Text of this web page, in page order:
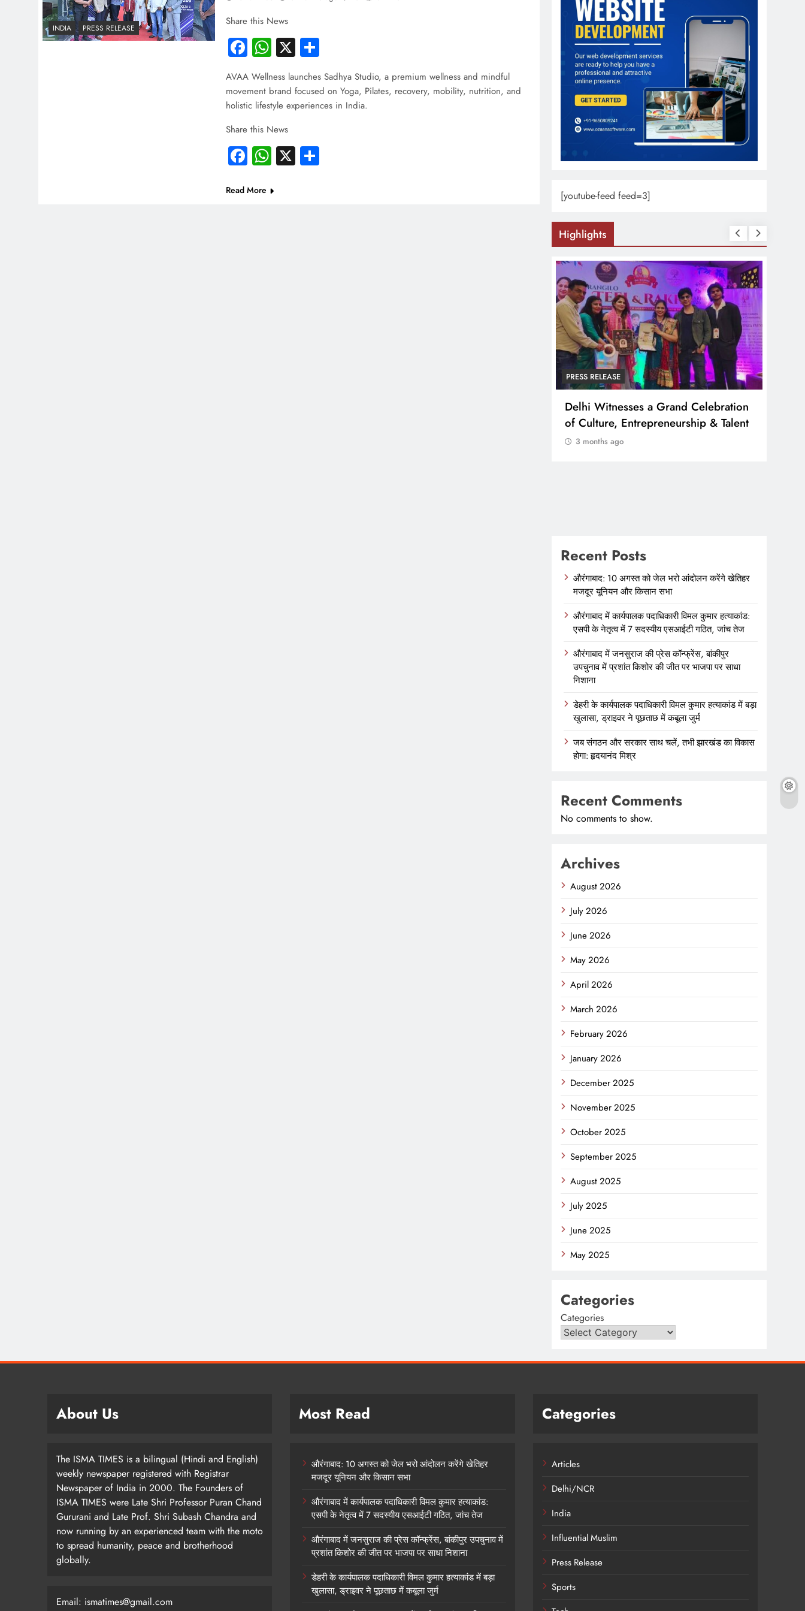
INDIA PRESS RELEASE
Share this News
Facebook
WhatsApp
X
AVAA Wellness launches Sadhya Studio, a premium wellness and mindful
movement brand focused on Yoga, Pilates, recovery, mobility, nutrition, and
holistic lifestyle experiences in India.
Share this News
Facebook
WhatsApp
X
Read More [youtube-feed feed=3]
Highlights
PRESS RELEASE
Delhi Witnesses a Grand Celebration
of Culture, Entrepreneurship & Talent
3 months ago
Recent Posts
औरंगाबाद: 10 अगस्त को जेल भरो आंदोलन करेंगे खेतिहर
मजदूर यूनियन और किसान सभा
औरंगाबाद में कार्यपालक पदाधिकारी विमल कुमार हत्याकांड:
एसपी के नेतृत्व में 7 सदस्यीय एसआईटी गठित, जांच तेज
औरंगाबाद में जनसुराज की प्रेस कॉन्फ्रेंस, बांकीपुर
उपचुनाव में प्रशांत किशोर की जीत पर भाजपा पर साधा
निशाना
डेहरी के कार्यपालक पदाधिकारी विमल कुमार हत्याकांड में बड़ा
खुलासा, ड्राइवर ने पूछताछ में कबूला जुर्म
जब संगठन और सरकार साथ चलें, तभी झारखंड का विकास
होगा: हृदयानंद मिश्र
Recent Comments
No comments to show.
Archives
August 2026
July 2026
June 2026
May 2026
April 2026
March 2026
February 2026
January 2026
December 2025
November 2025
October 2025
September 2025
August 2025
July 2025
June 2025
May 2025
Categories
Categories
About Us
The ISMA TIMES is a bilingual (Hindi and English)
weekly newspaper registered with Registrar
Newspaper of India in 2000. The Founders of
ISMA TIMES were Late Shri Professor Puran Chand
Gururani and Late Prof. Shri Subash Chandra and
now running by an experienced team with the moto
to spread humanity, peace and brotherhood
globally.
Email: ismatimes@gmail.com
Most Read
औरंगाबाद: 10 अगस्त को जेल भरो आंदोलन करेंगे खेतिहर
मजदूर यूनियन और किसान सभा
औरंगाबाद में कार्यपालक पदाधिकारी विमल कुमार हत्याकांड:
एसपी के नेतृत्व में 7 सदस्यीय एसआईटी गठित, जांच तेज
औरंगाबाद में जनसुराज की प्रेस कॉन्फ्रेंस, बांकीपुर उपचुनाव में
प्रशांत किशोर की जीत पर भाजपा पर साधा निशाना
डेहरी के कार्यपालक पदाधिकारी विमल कुमार हत्याकांड में बड़ा
खुलासा, ड्राइवर ने पूछताछ में कबूला जुर्म
Categories
Articles
Delhi/NCR
India
Influential Muslim
Press Release
Sports